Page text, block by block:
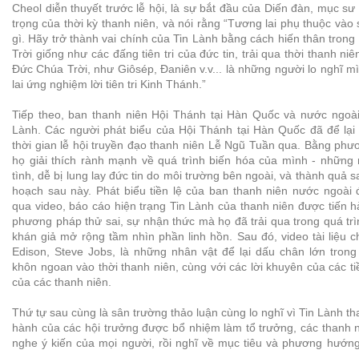
Cheol diễn thuyết trước lễ hội, là sự bắt đầu của Diến đàn, mục
trọng của thời kỳ thanh niên, và nói rằng “Tương lai phụ thuộc vào
gì. Hãy trở thành vai chính của Tin Lành bằng cách hiến thân
Trời giống như các đấng tiên tri của đức tin, trải qua thời thanh
Đức Chúa Trời, như Giôsép, Đaniên v.v... là những người lo nghĩ
lai ứng nghiệm lời tiên tri Kinh Thánh.”
Tiếp theo, ban thanh niên Hội Thánh tại Hàn Quốc và nước
Lành. Các người phát biểu của Hội Thánh tại Hàn Quốc đã để
thời gian lễ hội truyền đạo thanh niên Lễ Ngũ Tuần qua. Bằng
họ giải thích rành mạnh về quá trình biến hóa của mình - những
tình, dễ bị lung lay đức tin do môi trường bên ngoài, và thành quả
hoạch sau này. Phát biểu tiền lệ của ban thanh niên nước ngoài
qua video, báo cáo hiện trạng Tin Lành của thanh niên được tiến
phương pháp thử sai, sự nhận thức mà họ đã trải qua trong quá
khán giả mở rộng tầm nhìn phần linh hồn. Sau đó, video tài liệu
Edison, Steve Jobs, là những nhân vật để lại dấu chân lớn
khôn ngoan vào thời thanh niên, cùng với các lời khuyên của các
của các thanh niên.
Thứ tự sau cùng là sân trường thảo luận cùng lo nghĩ vì Tin Lành
hành của các hội trưởng được bổ nhiệm làm tổ trưởng, các thanh
nghe ý kiến của mọi người, rồi nghĩ về mục tiêu và phương